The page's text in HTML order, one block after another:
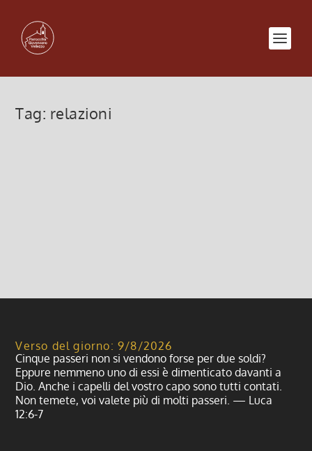
Tag: relazioni
Verso del giorno: 9/8/2026
Cinque passeri non si vendono forse per due soldi?
Eppure nemmeno uno di essi è dimenticato davanti a
Dio. Anche i capelli del vostro capo sono tutti contati.
Non temete, voi valete più di molti passeri. — Luca
12:6-7